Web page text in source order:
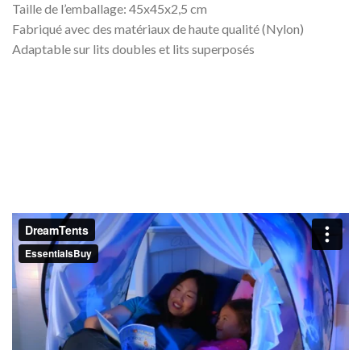
Taille de l’emballage: 45x45x2,5 cm
Fabriqué avec des matériaux de haute qualité (Nylon)
Adaptable sur lits doubles et lits superposés